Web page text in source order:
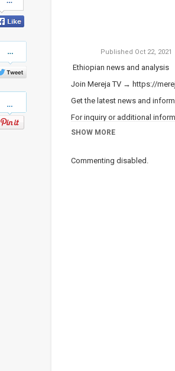
on
Facebook
on
Twitter
Published Oct 22, 2021
Ethiopian news and analysis
Join Mereja TV → https://
Get the latest news and
For inquiry or additional
Mereja presents Ethiopian
Category ነጭ ነጯን
SHOW MORE
Commenting disabled.